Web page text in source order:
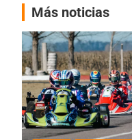
Más noticias